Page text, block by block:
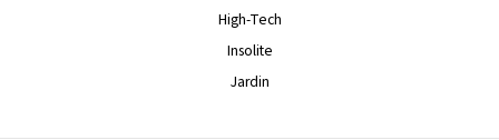
High-Tech
Insolite
Jardin